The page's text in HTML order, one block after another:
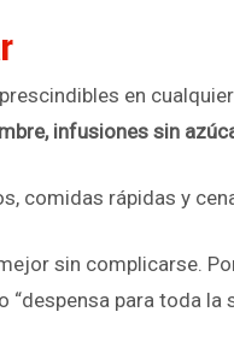
en
infusiones sin
comidas rápidas y
sin complicarse.
“despensa para toda la